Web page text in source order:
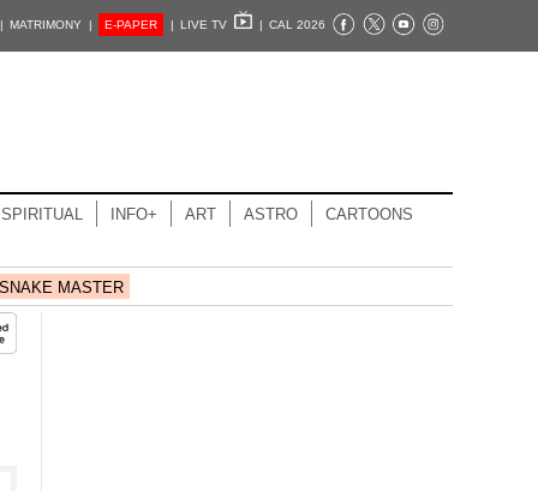
MATRIMONY | E-PAPER | LIVE TV | CAL 2026
SPIRITUAL INFO+ ART ASTRO CARTOONS
MASTER